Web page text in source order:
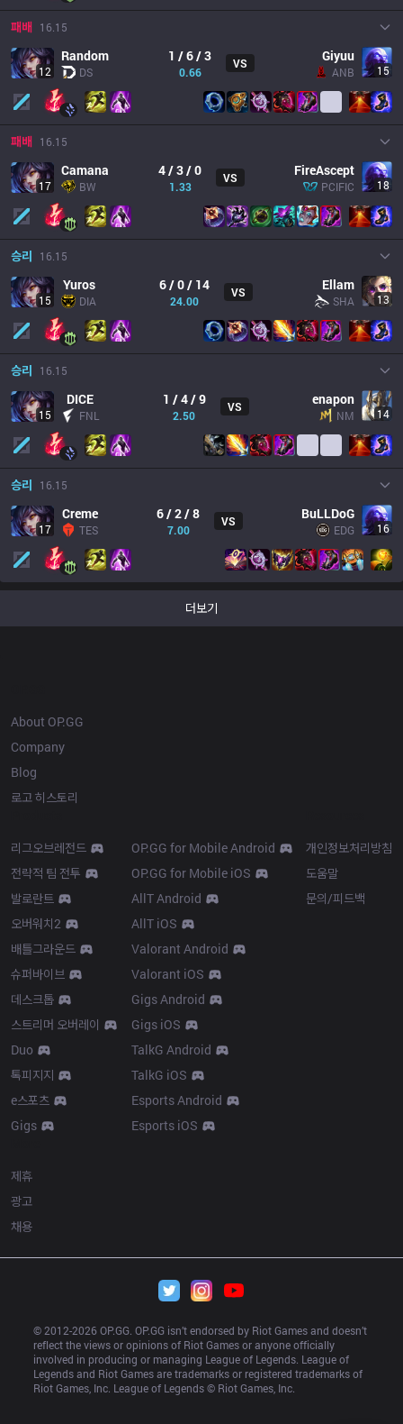
패배 16.15
12
Random
DS
1 / 6 / 3
0.66
VS Giyuu
ANB 15
패배 16.15
17
Camana
BW
4 / 3 / 0
1.33
VS FireAscept
PCIFIC 18
승리 16.15
15
Yuros
DIA
6 / 0 / 14
24.00
VS Ellam
SHA 13
승리 16.15
15
DICE
FNL
1 / 4 / 9
2.50
VS enapon
NM 14
승리 16.15
17
Creme
TES
6 / 2 / 8
7.00
VS BuLLDoG
EDG 16
더보기
About OP.GG
Company
Blog
로고 히스토리
리그오브레전드
전략적 팀 전투
발로란트
오버워치2
배틀그라운드
슈퍼바이브
데스크톱
스트리머 오버레이
Duo
톡피지지
e스포츠
Gigs
OP.GG for Mobile Android
OP.GG for Mobile iOS
AllT Android
AllT iOS
Valorant Android
Valorant iOS
Gigs Android
Gigs iOS
TalkG Android
TalkG iOS
Esports Android
Esports iOS
개인정보처리방침
도움말
문의/피드백
제휴
광고
채용
© 2012-2026 OP.GG. OP.GG isn’t endorsed by Riot Games and doesn’t
reflect the views or opinions of Riot Games or anyone officially
involved in producing or managing League of Legends. League of
Legends and Riot Games are trademarks or registered trademarks of
Riot Games, Inc. League of Legends © Riot Games, Inc.